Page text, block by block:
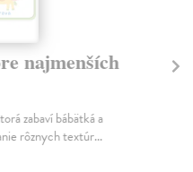
najmenších
zabaví bábätká a
rôznych textúr...